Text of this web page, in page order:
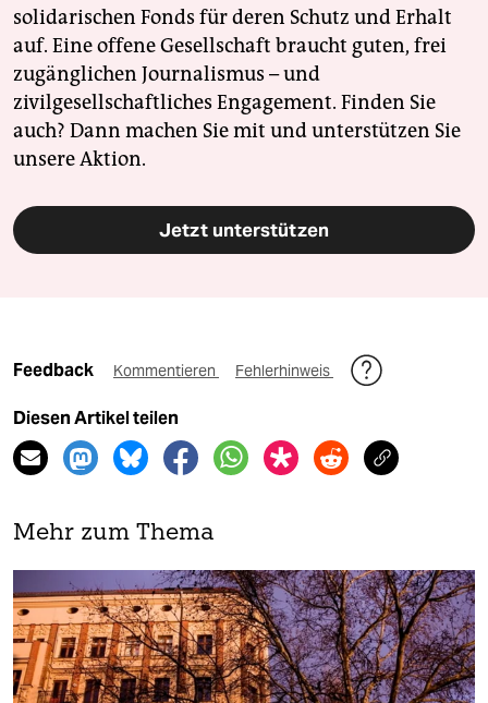
solidarischen Fonds für deren Schutz und Erhalt
auf. Eine offene Gesellschaft braucht guten, frei
zugänglichen Journalismus – und
zivilgesellschaftliches Engagement. Finden Sie
auch? Dann machen Sie mit und unterstützen Sie
unsere Aktion.
Jetzt unterstützen
Feedback Kommentieren Fehlerhinweis
Diesen Artikel teilen
Mehr zum Thema